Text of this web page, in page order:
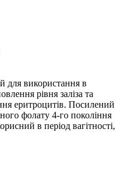
для використання в
рівня заліза та
еритроцитів. Посилений
фолату 4-го покоління
в період вагітності,